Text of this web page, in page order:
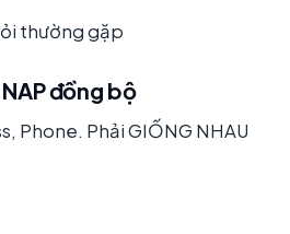
thường gặp
đồng bộ
Phone. Phải GIỐNG NHAU